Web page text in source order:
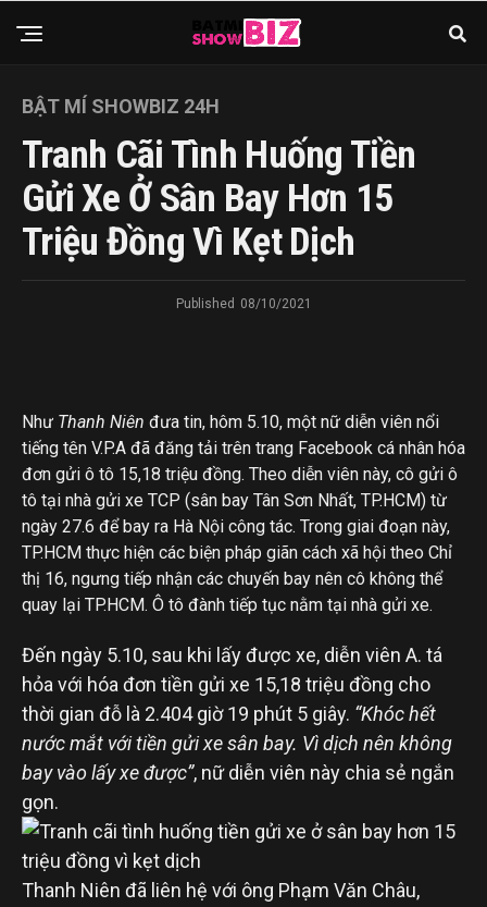
BẬT MÍ SHOWBIZ 24H
Tranh Cãi Tình Huống Tiền
Gửi Xe Ở Sân Bay Hơn 15
Triệu Đồng Vì Kẹt Dịch
Published 08/10/2021
Như Thanh Niên đưa tin, hôm 5.10, một nữ diễn viên nổi
tiếng tên V.P.A đã đăng tải trên trang Facebook cá nhân hóa
đơn gửi ô tô 15,18 triệu đồng. Theo diễn viên này, cô gửi ô
tô tại nhà gửi xe TCP (sân bay Tân Sơn Nhất, TP.HCM) từ
ngày 27.6 để bay ra Hà Nội công tác. Trong giai đoạn này,
TP.HCM thực hiện các biện pháp giãn cách xã hội theo Chỉ
thị 16, ngưng tiếp nhận các chuyến bay nên cô không thể
quay lại TP.HCM. Ô tô đành tiếp tục nằm tại nhà gửi xe.
Đến ngày 5.10, sau khi lấy được xe, diễn viên A. tá
hỏa với hóa đơn tiền gửi xe 15,18 triệu đồng cho
thời gian đỗ là 2.404 giờ 19 phút 5 giây. “Khóc hết
nước mắt với tiền gửi xe sân bay. Vì dịch nên không
bay vào lấy xe được”, nữ diễn viên này chia sẻ ngắn
gọn.
Thanh Niên đã liên hệ với ông Phạm Văn Châu,